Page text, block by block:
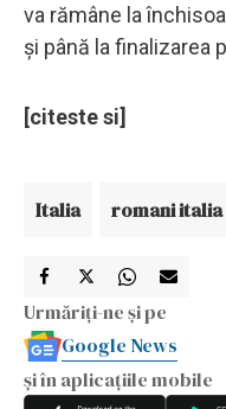
va rămâne la
și până la finalizarea
[citeste si]
Italia romani italia
Urmăriți-ne și pe
Google News
și în aplicațiile mobile